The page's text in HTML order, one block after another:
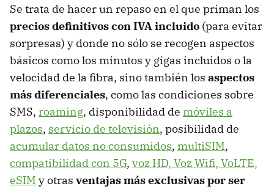
Se trata de hacer un repaso en el que priman los
precios definitivos con IVA incluido (para evitar
sorpresas) y donde no sólo se recogen aspectos
básicos como los minutos y gigas incluidos o la
velocidad de la fibra, sino también los aspectos
más diferenciales, como las condiciones sobre
SMS, roaming, disponibilidad de móviles a
plazos, servicio de televisión, posibilidad de
acumular datos no consumidos, multiSIM,
compatibilidad con 5G, voz HD, Voz Wifi, VoLTE,
eSIM y otras ventajas más exclusivas por ser